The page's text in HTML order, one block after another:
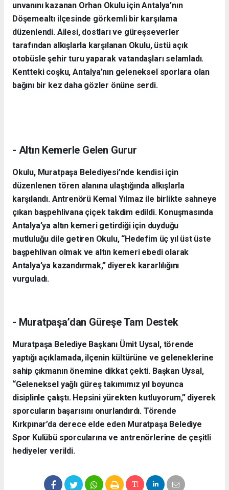
unvanını kazanan Orhan Okulu için Antalya’nın
Döşemealtı ilçesinde görkemli bir karşılama
düzenlendi. Ailesi, dostları ve güreşseverler
tarafından alkışlarla karşılanan Okulu, üstü açık
otobüsle şehir turu yaparak vatandaşları selamladı.
Kentteki coşku, Antalya’nın geleneksel sporlara olan
bağını bir kez daha gözler önüne serdi.
- Altın Kemerle Gelen Gurur
Okulu, Muratpaşa Belediyesi’nde kendisi için
düzenlenen tören alanına ulaştığında alkışlarla
karşılandı. Antrenörü Kemal Yılmaz ile birlikte sahneye
çıkan başpehlivana çiçek takdim edildi. Konuşmasında
Antalya’ya altın kemeri getirdiği için duyduğu
mutluluğu dile getiren Okulu, “Hedefim üç yıl üst üste
başpehlivan olmak ve altın kemeri ebedi olarak
Antalya’ya kazandırmak,” diyerek kararlılığını
vurguladı.
- Muratpaşa’dan Güreşe Tam Destek
Muratpaşa Belediye Başkanı Ümit Uysal, törende
yaptığı açıklamada, ilçenin kültürüne ve geleneklerine
sahip çıkmanın önemine dikkat çekti. Başkan Uysal,
“Geleneksel yağlı güreş takımımız yıl boyunca
disiplinle çalıştı. Hepsini yürekten kutluyorum,” diyerek
sporcuların başarısını onurlandırdı. Törende
Kırkpınar’da derece elde eden Muratpaşa Belediye
Spor Kulübü sporcularına ve antrenörlerine de çeşitli
hediyeler verildi.